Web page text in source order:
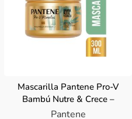
Mascarilla Pantene Pro-V
Bambú Nutre & Crece –
Pote 300 ML
Pantene